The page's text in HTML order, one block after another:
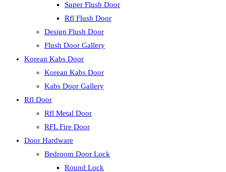
Super Flush Door
Rfl Flush Door
Design Flush Door
Flush Door Gallery
Korean Kabs Door
Korean Kabs Door
Kabs Door Gallery
Rfl Door
Rfl Metal Door
RFL Fire Door
Door Hardware
Bedroom Door Lock
Round Lock